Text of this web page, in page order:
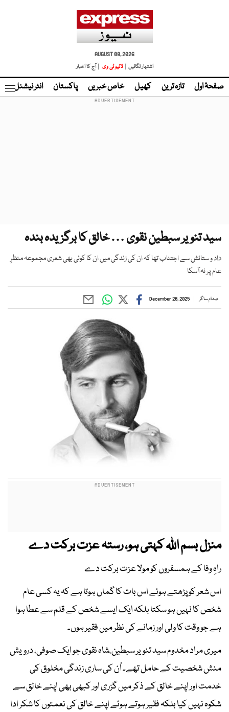
AUGUST 08, 2026
اشتہار لگائیں |
لائیو ٹی وی | آج کا اخبار
صفحۂ اول تازہ ترین کھیل خاص خبریں پاکستان انٹر نیشنل
سید تنویر سبطین نقوی … خالق کا برگزیدہ بندہ
داد و ستائش سے اجتناب تھا کہ ان کی زندگی میں ان کا کوئی بھی شعری مجموعہ منظرِ
عام پر نہ آسکا
صدام ساگر December 28, 2025
منزل بسم اللہ کہتی ہو، رستہ عزت برکت دے
راہِ وفا کے ہمسفروں کو مولا عزت برکت دے
اس شعر کو پڑھتے ہوئے اس بات کا گماں ہوتا ہے کہ یہ کسی عام
شخص کا نہیں ہو سکتا بلکہ ایک ایسے شخص کے قلم سے عطا ہوا
ہے جو وقت کا ولی اور زمانے کی نظر میں فقیر ہوں۔
میری مراد مخدوم سید تنویر سبطین ؒ شاہ نقوی جو ایک صوفی، درویش
منش شخصیت کے حامل تھے۔ اُن کی ساری زندگی مخلوق کی
خدمت اور اپنے خالق کے ذکر میں گزری اور کبھی بھی اپنے خالق سے
شکوہ نہیں کیا بلکہ فقیر ہوتے ہوئے اپنے خالق کی نعمتوں کا شکر ادا